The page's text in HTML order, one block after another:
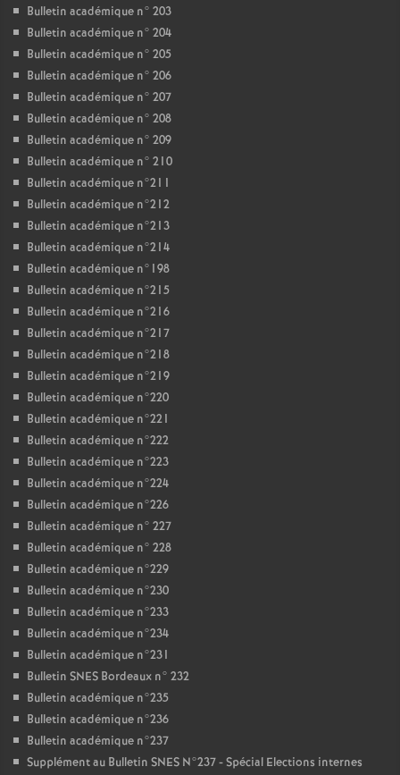
Bulletin académique n° 203
Bulletin académique n° 204
Bulletin académique n° 205
Bulletin académique n° 206
Bulletin académique n° 207
Bulletin académique n° 208
Bulletin académique n° 209
Bulletin académique n° 210
Bulletin académique n°211
Bulletin académique n°212
Bulletin académique n°213
Bulletin académique n°214
Bulletin académique n°198
Bulletin académique n°215
Bulletin académique n°216
Bulletin académique n°217
Bulletin académique n°218
Bulletin académique n°219
Bulletin académique n°220
Bulletin académique n°221
Bulletin académique n°222
Bulletin académique n°223
Bulletin académique n°224
Bulletin académique n°226
Bulletin académique n° 227
Bulletin académique n° 228
Bulletin académique n°229
Bulletin académique n°230
Bulletin académique n°233
Bulletin académique n°234
Bulletin académique n°231
Bulletin SNES Bordeaux n° 232
Bulletin académique n°235
Bulletin académique n°236
Bulletin académique n°237
Supplément au Bulletin SNES N°237 - Spécial Elections internes